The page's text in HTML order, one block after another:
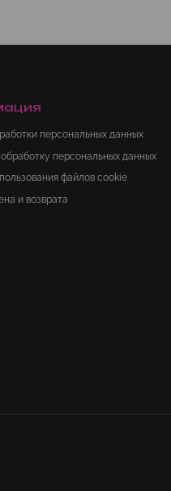
персональных данных
персональных данных
файлов cookie
и возврата